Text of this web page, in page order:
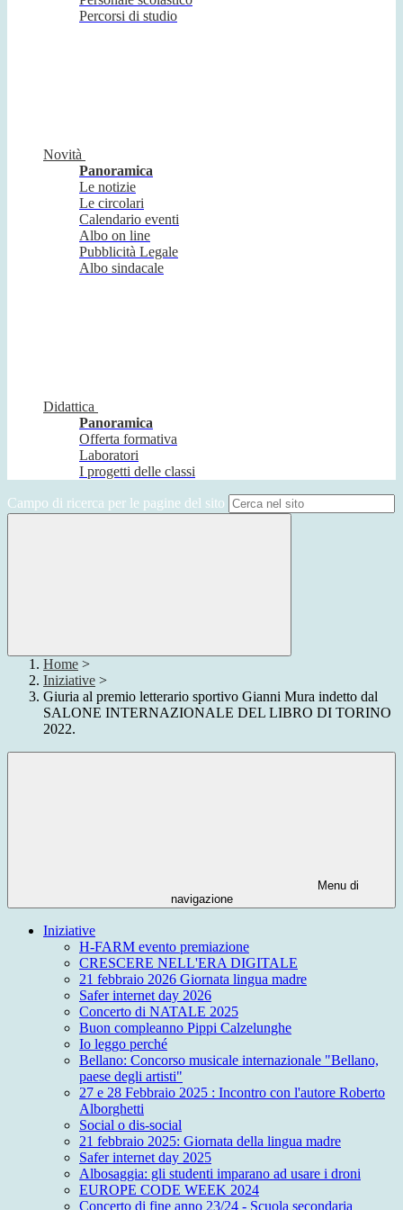
Percorsi di studio
Novità
Panoramica
Le notizie
Le circolari
Calendario eventi
Albo on line
Pubblicità Legale
Albo sindacale
Didattica
Panoramica
Offerta formativa
Laboratori
I progetti delle classi
Campo di ricerca per le pagine del sito
Home >
Iniziative >
Giuria al premio letterario sportivo Gianni Mura indetto dal
SALONE INTERNAZIONALE DEL LIBRO DI TORINO
2022.
Menu di
navigazione
Iniziative
H-FARM evento premiazione
CRESCERE NELL'ERA DIGITALE
21 febbraio 2026 Giornata lingua madre
Safer internet day 2026
Concerto di NATALE 2025
Buon compleanno Pippi Calzelunghe
Io leggo perché
Bellano: Concorso musicale internazionale "Bellano,
paese degli artisti"
27 e 28 Febbraio 2025 : Incontro con l'autore Roberto
Alborghetti
Social o dis-social
21 febbraio 2025: Giornata della lingua madre
Safer internet day 2025
Albosaggia: gli studenti imparano ad usare i droni
EUROPE CODE WEEK 2024
Concerto di fine anno 23/24 - Scuola secondaria